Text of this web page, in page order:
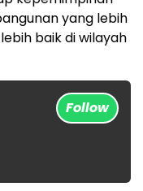
yang lebih
baik di wilayah
Follow